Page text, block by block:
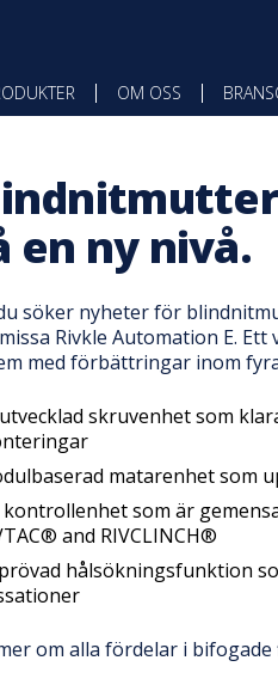
OM OSS
en ny nivå.
söker nyheter för
Rivkle Automation E.
med förbättringar inom
skruvenhet som
matarenhet som
kontrollenhet som är
and RIVCLINCH®
hålsökningsfunktion
om alla fördelar i bifogade